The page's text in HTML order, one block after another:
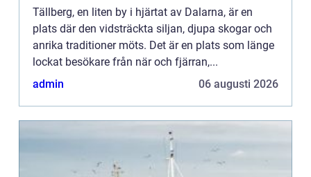
Tällberg, en liten by i hjärtat av Dalarna, är en
plats där den vidsträckta siljan, djupa skogar och
anrika traditioner möts. Det är en plats som länge
lockat besökare från när och fjärran,...
admin
06 augusti 2026